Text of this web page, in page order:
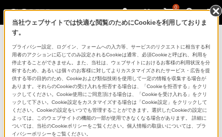
0
製品を安全に、安心してご使用いただ
くために
日常の清掃・点検が大切です。安全のため取扱説明書を
よく読みましょう。
製品に関する重要なお知らせ
当社ウェブサイトでは快適な閲覧のためにCookieを利用しておりま
す。
プライバシー設定、ログイン、フォームへの入力等、サービスのリクエストに相当する利
用者のアクションに応じてのみ設定されるCookieは通常、必須Cookieと呼ばれ、利用を
停止することができません。また、当社は、ウェブサイトにおけるお客様の利用状況を分
析するため、あるいは個々のお客様に対してよりカスタマイズされたサービス・広告を提
供する等の目的のため、Cookieおよび類似技術を使用して一定の情報を収集する場合が
あります。それらのCookieの受け入れを拒否する場合は、「Cookieを拒否する」をクリ
ックしてください。Cookie使用にご同意頂ける場合は、「Cookieを受け入れる」をクリ
ックして下さい。Cookie設定をカスタマイズする場合は「Cookie設定」をクリックして
ください。Cookieの設定をいつでも管理することができます。選択したCookieの設定に
よっては、このウェブサイトの機能の一部が使用できなくなる場合があります。 詳細に
ついては、当社のCookieポリシーをご覧ください。個人情報の取扱いについては、プラ
イバシーポリシーをご覧ください。